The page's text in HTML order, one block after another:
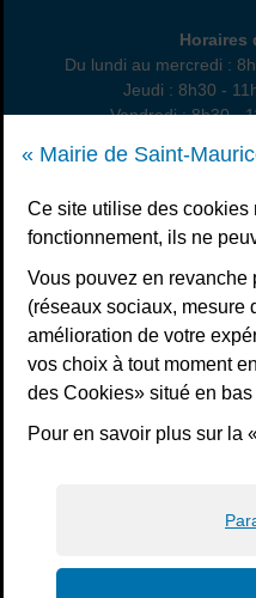
« Mairie de Saint-
Ce site utilise des cookies
fonctionnement, ils ne
Vous pouvez en revanche
(réseaux sociaux, mesure
amélioration de votre
vos choix à tout moment
des Cookies» situé en bas
Pour en savoir plus sur la
Horaires
Du lundi au mercredi :
Jeudi : 8h30 -
Vendredi : 8h30 -
Un samedi par mois :